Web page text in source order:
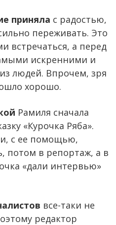
приняла с радостью,
переживать. Это
встречаться, а перед
искренними и
людей. Впрочем, зря
хорошо.
Рамиля сначала
«Курочка Ряба».
с ее помощью,
потом в репортаж, а в
«дали интервью»
все-таки не
редактор